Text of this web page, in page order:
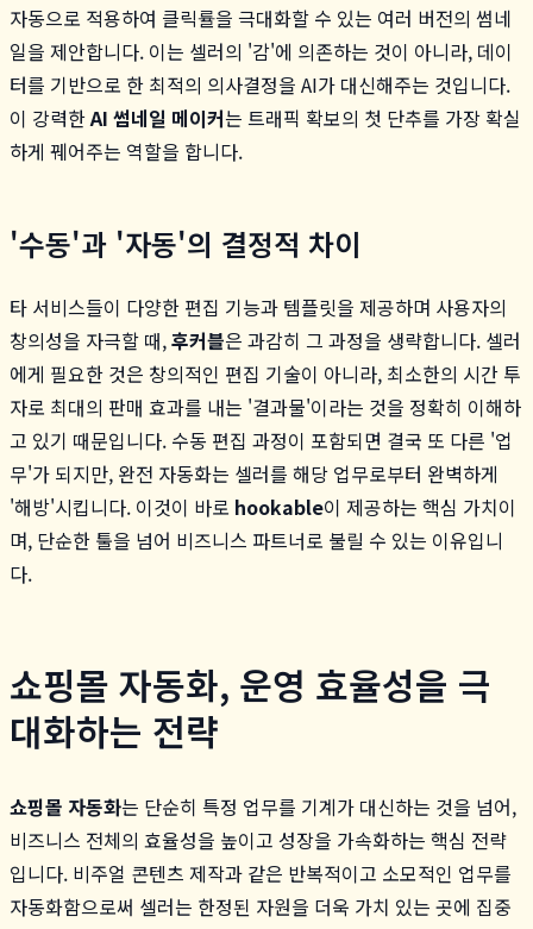
자동으로 적용하여 클릭률을 극대화할 수 있는 여러 버전의 썸네
일을 제안합니다. 이는 셀러의 '감'에 의존하는 것이 아니라, 데이
터를 기반으로 한 최적의 의사결정을 AI가 대신해주는 것입니다.
이 강력한AI 썸네일 메이커는 트래픽 확보의 첫 단추를 가장 확실
하게 꿰어주는 역할을 합니다.
'수동'과 '자동'의 결정적 차이
타 서비스들이 다양한 편집 기능과 템플릿을 제공하며 사용자의
창의성을 자극할 때,후커블은 과감히 그 과정을 생략합니다. 셀러
에게 필요한 것은 창의적인 편집 기술이 아니라, 최소한의 시간 투
자로 최대의 판매 효과를 내는 '결과물'이라는 것을 정확히 이해하
고 있기 때문입니다. 수동 편집 과정이 포함되면 결국 또 다른 '업
무'가 되지만, 완전 자동화는 셀러를 해당 업무로부터 완벽하게
'해방'시킵니다. 이것이 바로 hookable이 제공하는 핵심 가치이
며, 단순한 툴을 넘어 비즈니스 파트너로 불릴 수 있는 이유입니
다.
쇼핑몰 자동화, 운영 효율성을 극
대화하는 전략
쇼핑몰 자동화는 단순히 특정 업무를 기계가 대신하는 것을 넘어,
비즈니스 전체의 효율성을 높이고 성장을 가속화하는 핵심 전략
입니다. 비주얼 콘텐츠 제작과 같은 반복적이고 소모적인 업무를
자동화함으로써 셀러는 한정된 자원을 더욱 가치 있는 곳에 집중